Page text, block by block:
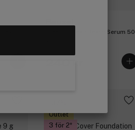
Clean & Fresh Beard Serum 50
Outlet
3 för 2